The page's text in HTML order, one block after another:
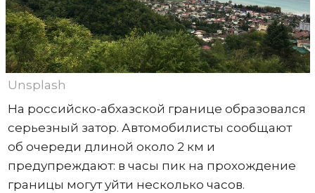
Unsplash
На российско-абхазской границе образовался
серьезный затор. Автомобилисты сообщают
об очереди длиной около 2 км и
предупреждают: в часы пик на прохождение
границы могут уйти несколько часов.